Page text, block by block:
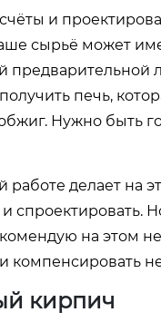
и
сырьё может
печь,
Нужно быть
работе делает на
спроектировать.
на этом
компенсировать
кирпич